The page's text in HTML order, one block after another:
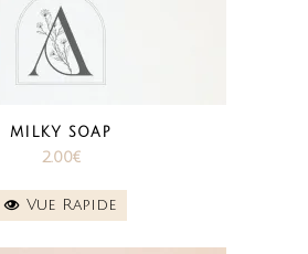
MILKY SOAP
2.00€
Vue Rapide